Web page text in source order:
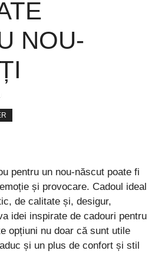
NOU-
pentru un nou-născut poate fi
și provocare. Cadoul ideal
de calitate și, desigur,
idei inspirate de cadouri pentru
opțiuni nu doar că sunt utile
și un plus de confort și stil